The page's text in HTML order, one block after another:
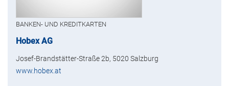
BANKEN- UND KREDITKARTEN
Hobex AG
Josef-Brandstätter-Straße 2b, 5020 Salzburg
www.hobex.at